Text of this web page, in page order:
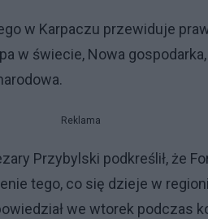
w Karpaczu przewiduje
w świecie, Nowa
Reklama
Przybylski podkreślił, że
tego, co się dzieje w
we wtorek podczas